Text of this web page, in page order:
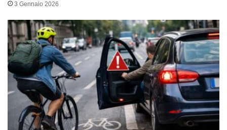
3 Gennaio 2026